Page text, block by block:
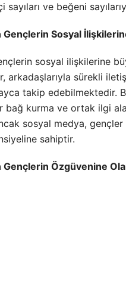
ve beğeni
Gençlerin Sosyal
sosyal ilişkilerine
arkadaşlarıyla sürekli
takip edebilmektedir.
bağ kurma ve ortak ilgi
sosyal medya,
sahiptir.
Gençlerin Özgüvenine